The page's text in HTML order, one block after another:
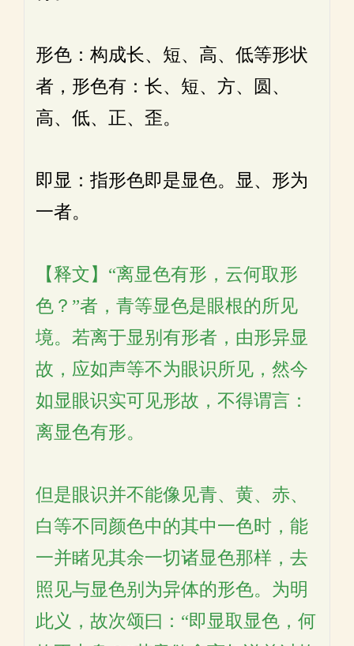
形色：构成长、短、高、低等形状
者，形色有：长、短、方、圆、
高、低、正、歪。
即显：指形色即是显色。显、形为
一者。
【释文】“离显色有形，云何取形
色？”者，青等显色是眼根的所见
境。若离于显别有形者，由形异显
故，应如声等不为眼识所见，然今
如显眼识实可见形故，不得谓言：
离显色有形。
但是眼识并不能像见青、黄、赤、
白等不同颜色中的其中一色时，能
一并睹见其余一切诸显色那样，去
照见与显色别为异体的形色。为明
此义，故次颂曰：“即显取显色，何